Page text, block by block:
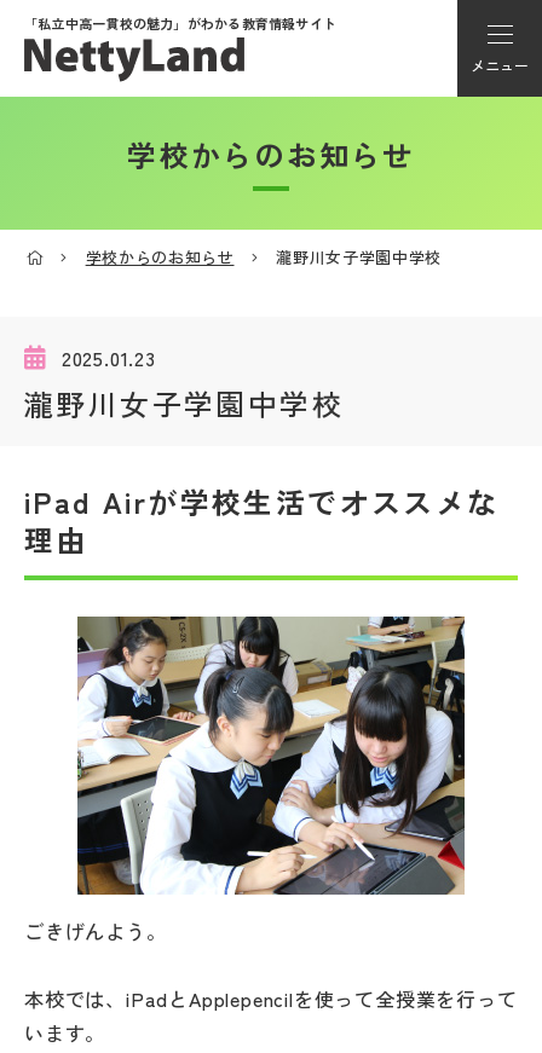
「私立中高一貫校の魅力」がわかる教育情報サイト
メニュー
アカウント登録
学校選び
私学探検隊
説明会・イベント情報
よみもの
学校からのお知らせ
学校HP最新情報
NettyLandかわら版
学校からのお知らせ
学校からのお知らせ 瀧野川女子学園中学校
2025.01.23
瀧野川女子学園中学校
iPad Airが学校生活でオススメな
理由
ごきげんよう。
本校では、iPadとApplepencilを使って全授業を行って
います。